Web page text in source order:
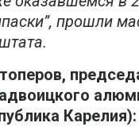
прошли
Карелия):